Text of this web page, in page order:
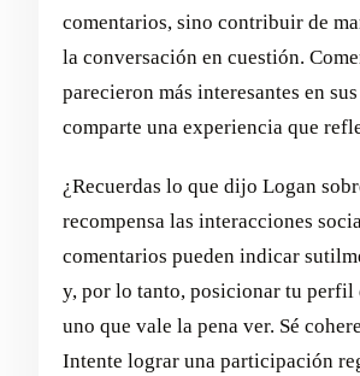
comentarios, sino contribuir de
la conversación en cuestión.
parecieron más interesantes en
comparte una experiencia que
¿Recuerdas lo que dijo Logan
recompensa las interacciones
comentarios pueden indicar
y, por lo tanto, posicionar tu perfil
uno que vale la pena ver. Sé
Intente lograr una participación